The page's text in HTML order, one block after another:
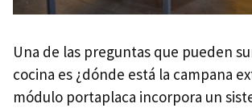
Una de las preguntas que pueden
cocina es ¿dónde está la campana
módulo portaplaca incorpora un